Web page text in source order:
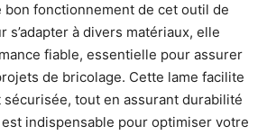
bon fonctionnement de cet outil de
s’adapter à divers matériaux, elle
fiable, essentielle pour assurer
de bricolage. Cette lame facilite
tout en assurant durabilité
indispensable pour optimiser votre